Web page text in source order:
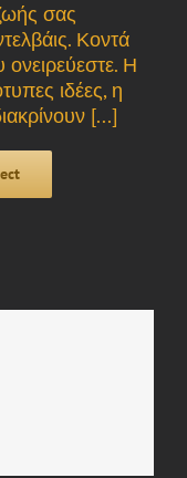
σας
Κοντά
Η
ιδέες, η
[...]